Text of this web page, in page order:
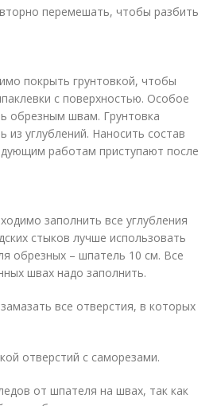
перемешать, чтобы разбить
покрыть грунтовкой, чтобы
с поверхностью. Особое
обрезным швам. Грунтовка
из углублений. Наносить состав
работам приступают после
заполнить все углубления
стыков лучше использовать
обрезных – шпатель 10 см. Все
швах надо заполнить.
все отверстия, в которых
отверстий с саморезами.
от шпателя на швах, так как